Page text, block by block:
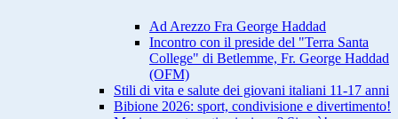
Ad Arezzo Fra George Haddad
Incontro con il preside del "Terra Santa
College" di Betlemme, Fr. George Haddad
(OFM)
Stili di vita e salute dei giovani italiani 11-17 anni
Bibione 2026: sport, condivisione e divertimento!